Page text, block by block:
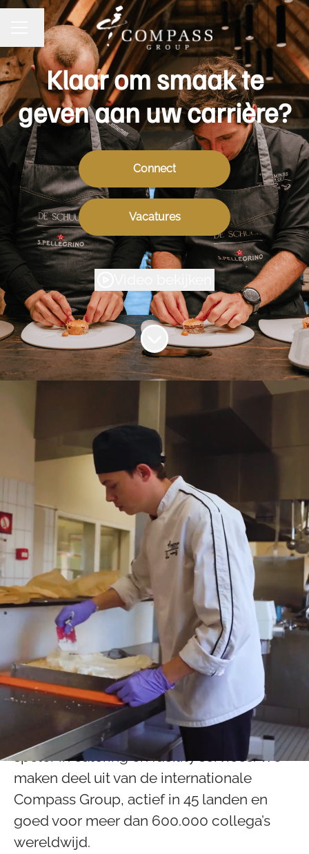
CARRIÈREMENU
Taal wijzigen
Klaar om smaak te
geven aan uw carrière?
Connect
Vacatures
Naar content scrollen
Onze missie: voeden,
verbinden en inspireren
Sinds 1971 is Compass Group België
uitgegroeid tot een toonaangevende
speler in catering en facility services. We
maken deel uit van de internationale
Compass Group, actief in 45 landen en
goed voor meer dan 600.000 collega’s
wereldwijd.